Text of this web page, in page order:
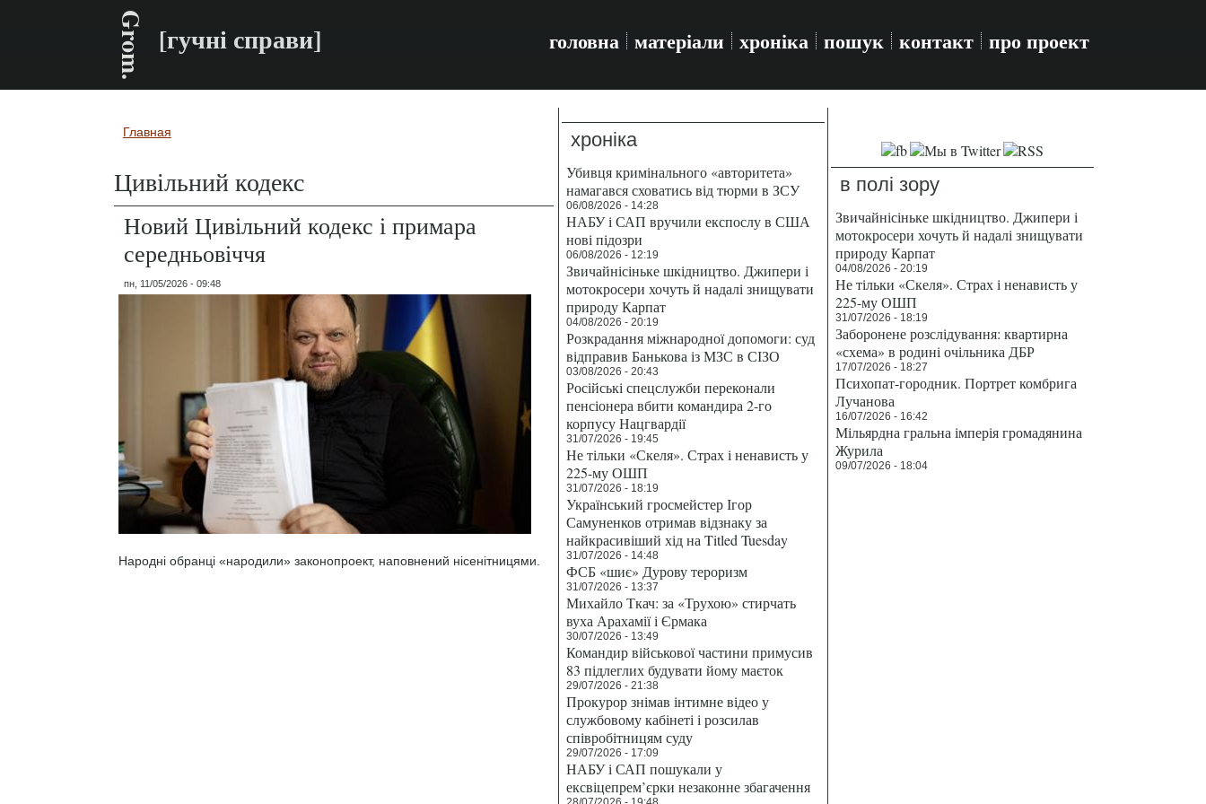
Grom. [гучні справи] головна матеріали хроніка пошук контакт про проект
Вы здесь
Главная
Цивільний кодекс
Новий Цивільний кодекс і примара
середньовіччя
пн, 11/05/2026 - 09:48
Народні обранці «народили» законопроект, наповнений нісенітницями.
хроніка
Убивця кримінального «авторитета»
намагався сховатись від тюрми в ЗСУ
06/08/2026 - 14:28
НАБУ і САП вручили експослу в США
нові підозри
06/08/2026 - 12:19
Звичайнісіньке шкідництво. Джипери і
мотокросери хочуть й надалі знищувати
природу Карпат
04/08/2026 - 20:19
Розкрадання міжнародної допомоги: суд
відправив Банькова із МЗС в СІЗО
03/08/2026 - 20:43
Російські спецслужби переконали
пенсіонера вбити командира 2-го
корпусу Нацгвардії
31/07/2026 - 19:45
Не тільки «Скеля». Страх і ненависть у
225-му ОШП
31/07/2026 - 18:19
Український гросмейстер Ігор
Самуненков отримав відзнаку за
найкрасивіший хід на Titled Tuesday
31/07/2026 - 14:48
ФСБ «шиє» Дурову тероризм
31/07/2026 - 13:37
Михайло Ткач: за «Трухою» стирчать
вуха Арахамії і Єрмака
30/07/2026 - 13:49
Командир військової частини примусив
83 підлеглих будувати йому маєток
29/07/2026 - 21:38
Прокурор знімав інтимне відео у
службовому кабінеті і розсилав
співробітницям суду
29/07/2026 - 17:09
НАБУ і САП пошукали у
ексвіцепрем’єрки незаконне збагачення
в полі зору
Звичайнісіньке шкідництво. Джипери і
мотокросери хочуть й надалі знищувати
природу Карпат
04/08/2026 - 20:19
Не тільки «Скеля». Страх і ненависть у
225-му ОШП
31/07/2026 - 18:19
Заборонене розслідування: квартирна
«схема» в родині очільника ДБР
17/07/2026 - 18:27
Психопат-городник. Портрет комбрига
Лучанова
16/07/2026 - 16:42
Мільярдна гральна імперія громадянина
Журила
09/07/2026 - 18:04